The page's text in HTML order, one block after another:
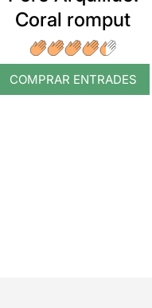
Coral romput
COMPRAR ENTRADES